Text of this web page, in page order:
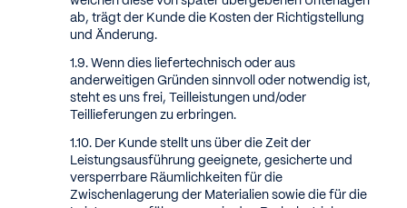
ab, trägt der Kunde die Kosten der Richtigstellung
und Änderung.
Wenn dies liefertechnisch oder aus
anderweitigen Gründen sinnvoll oder notwendig ist,
steht es uns frei, Teilleistungen und/oder
Teillieferungen zu erbringen.
Der Kunde stellt uns über die Zeit der
Leistungsausführung geeignete, gesicherte und
versperrbare Räumlichkeiten für die
Zwischenlagerung der Materialien sowie die für die